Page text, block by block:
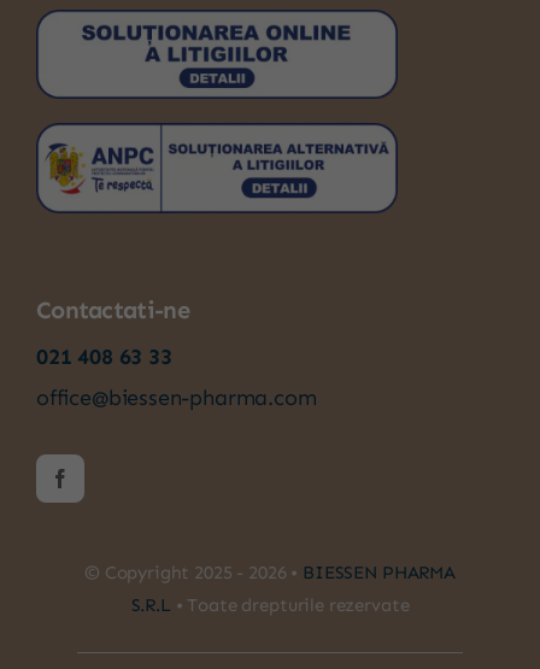
Contactati-ne
021 408 63 33
office@biessen-pharma.com
© Copyright 2025 - 2026 • BIESSEN PHARMA
S.R.L
• Toate drepturile rezervate